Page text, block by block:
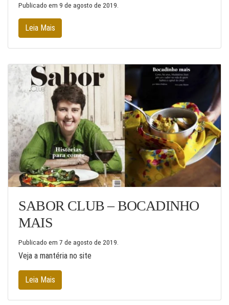
Publicado em 9 de agosto de 2019
Leia Mais
SABOR CLUB – BOCADINHO
MAIS
Publicado em 7 de agosto de 2019
Veja a mantéria no site
Leia Mais